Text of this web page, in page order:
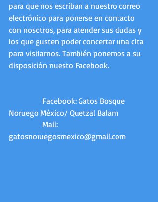
para que nos escriban a nuestro correo
electrónico para ponerse en contacto
con nosotros, para atender sus dudas y
los que gusten poder concertar una cita
para visitarnos. También ponemos a su
disposición nuesto Facebook.
Noruego México/ Quetzal Balam
gatosnoruegosmexico@gmail.com